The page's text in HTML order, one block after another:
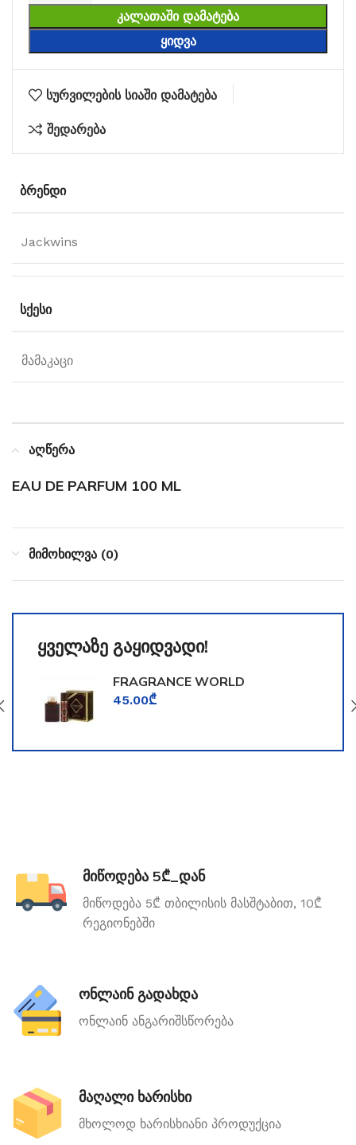
ᲙᲐᲚᲐᲗᲐᲨᲘ ᲓᲐᲛᲐᲢᲔᲑᲐ
ᲧᲘᲓᲕᲐ
სურვილების სიაში დამატება
შედარება
ᲑᲠᲔᲜᲓᲘ
Jackwins
ᲡᲥᲔᲡᲘ
მამაკაცი
აღწერა
EAU DE PARFUM 100 ML
მიმოხილვა (0)
ყველაზე გაყიდვადი!
FRAGRANCE WORLD
TOOMFORD
45.00₾
მიწოდება 5₾_დან
მიწოდება 5₾ თბილისის მასშტაბით, 10₾
რეგიონებში
ონლაინ გადახდა
ონლაინ ანგარიშსწორება
მაღალი ხარისხი
მხოლოდ ხარისხიანი პროდუქცია